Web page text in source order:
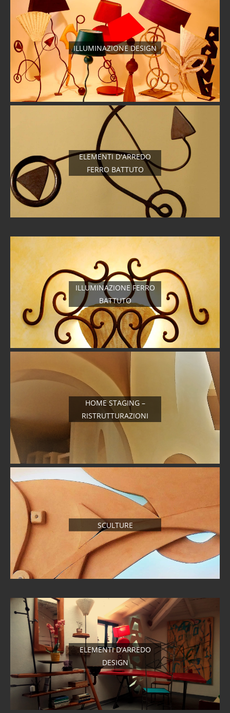
ILLUMINAZIONE DESIGN
ELEMENTI D'ARREDO
FERRO BATTUTO
ILLUMINAZIONE FERRO
BATTUTO
HOME STAGING –
RISTRUTTURAZIONI
SCULTURE
ELEMENTI D’ARREDO
DESIGN